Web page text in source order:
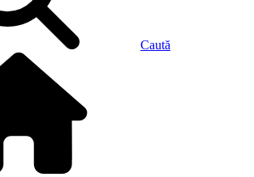
Caută